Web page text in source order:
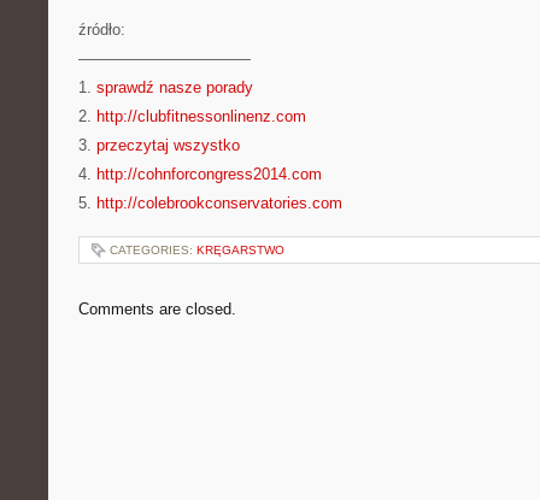
źródło:
———————————
1. sprawdź nasze porady
2. http://clubfitnessonlinenz.com
3. przeczytaj wszystko
4. http://cohnforcongress2014.com
5. http://colebrookconservatories.com
CATEGORIES: KRĘGARSTWO
Comments are closed.